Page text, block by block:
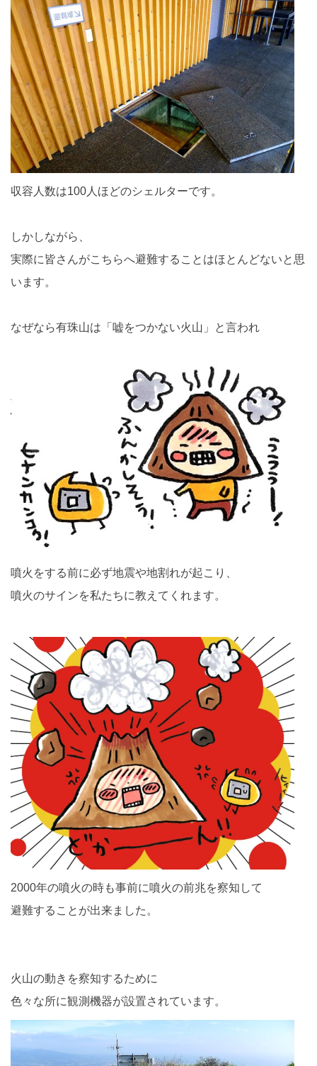
収容人数は100人ほどのシェルターです。
しかしながら、
実際に皆さんがこちらへ避難することはほとんどないと思
います。
なぜなら有珠山は「嘘をつかない火山」と言われ
噴火をする前に必ず地震や地割れが起こり、
噴火のサインを私たちに教えてくれます。
2000年の噴火の時も事前に噴火の前兆を察知して
避難することが出来ました。
火山の動きを察知するために
色々な所に観測機器が設置されています。